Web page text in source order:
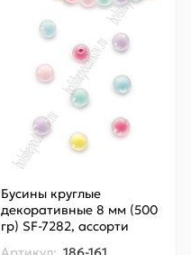
Бусины круглые
декоративные 8 мм (500
гр) SF-7282, ассорти